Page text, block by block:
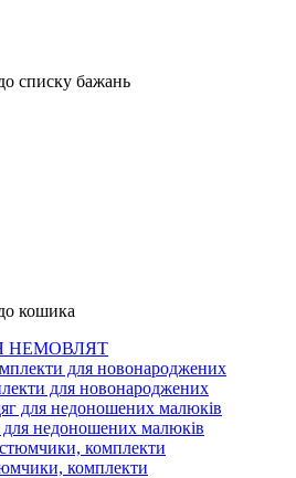
списку бажань
кошика
НЕМОВЛЯТ
для новонароджених
недоношених малюків
комплекти